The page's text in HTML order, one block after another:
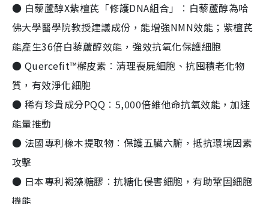
● 白藜蘆醇X紫檀芪「修護DNA組合」︰白藜蘆醇為哈
佛大學醫學院教授建議成份，能增強NMN效能；紫檀芪
能產生36倍白藜蘆醇效能，強效抗氧化保護細胞
● Quercefit™檞皮素︰清理喪屍細胞、抗囤積老化物
質，有效淨化細胞
● 稀有珍貴成分PQQ︰5,000倍維他命抗氧效能，加速
能量推動
● 法國專利橡木提取物︰保護五臟六腑，抵抗環境因素
攻擊
● 日本專利褐藻糖膠︰抗糖化侵害細胞，有助鞏固細胞
機能